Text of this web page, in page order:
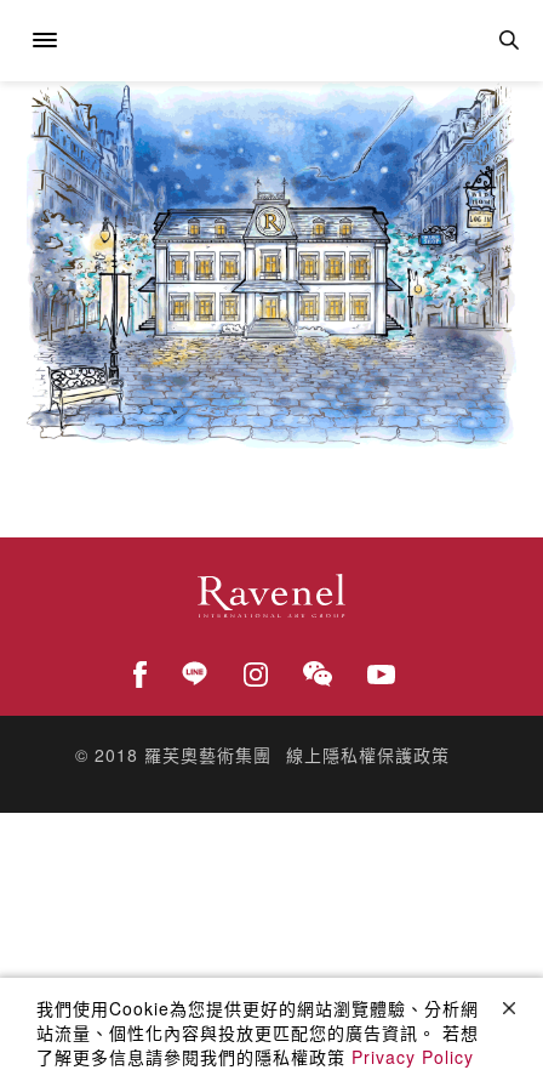
© 2018 羅芙奧藝術集團 線上隱私權保護政策
我們使用Cookie為您提供更好的網站瀏覽體驗、分析網
站流量、個性化內容與投放更匹配您的廣告資訊。 若想
了解更多信息請參閱我們的隱私權政策 Privacy Policy